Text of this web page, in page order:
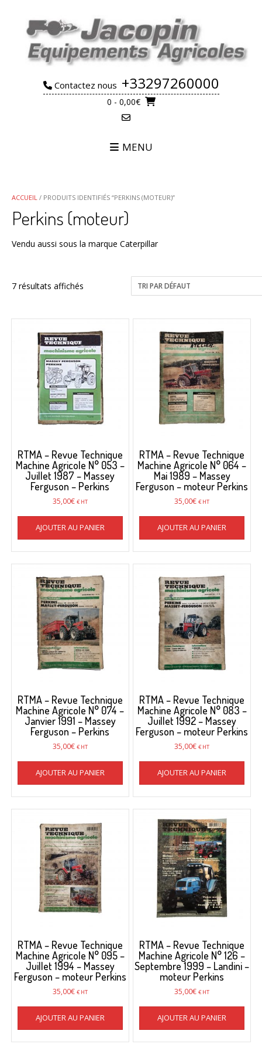
content
Contactez nous +33297260000
0 - 0,00€
MENU
ACCUEIL / PRODUITS IDENTIFIÉS “PERKINS (MOTEUR)”
Perkins (moteur)
Vendu aussi sous la marque Caterpillar
7 résultats affichés
RTMA – Revue Technique
Machine Agricole N° 053 –
Juillet 1987 – Massey
Ferguson – Perkins
35,00€ € HT
AJOUTER AU PANIER
RTMA – Revue Technique
Machine Agricole N° 064 –
Mai 1989 – Massey
Ferguson – moteur Perkins
35,00€ € HT
AJOUTER AU PANIER
RTMA – Revue Technique
Machine Agricole N° 074 –
Janvier 1991 – Massey
Ferguson – Perkins
35,00€ € HT
AJOUTER AU PANIER
RTMA – Revue Technique
Machine Agricole N° 083 –
Juillet 1992 – Massey
Ferguson – moteur Perkins
35,00€ € HT
AJOUTER AU PANIER
RTMA – Revue Technique
Machine Agricole N° 095 –
Juillet 1994 – Massey
Ferguson – moteur Perkins
35,00€ € HT
AJOUTER AU PANIER
RTMA – Revue Technique
Machine Agricole N° 126 –
Septembre 1999 – Landini –
moteur Perkins
35,00€ € HT
AJOUTER AU PANIER